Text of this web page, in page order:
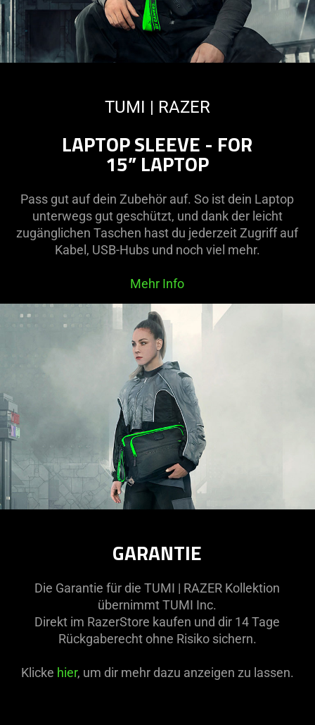
LAPTOP SLEEVE - FOR
15” LAPTOP
TUMI | RAZER
Pass gut auf dein Zubehör auf. So ist dein Laptop
unterwegs gut geschützt, und dank der leicht
zugänglichen Taschen hast du jederzeit Zugriff auf
Kabel, USB-Hubs und noch viel mehr.
Mehr Info
GARANTIE
Die Garantie für die TUMI | RAZER Kollektion
übernimmt TUMI Inc.
Direkt im RazerStore kaufen und dir 14 Tage
Rückgaberecht ohne Risiko sichern.
Klicke hier, um dir mehr dazu anzeigen zu lassen.